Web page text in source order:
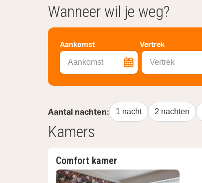
Wanneer wil je weg?
Aankomst Vertrek
Aankomst Vertrek
Aantal nachten: 1 nacht 2 nachten
Kamers
Comfort kamer